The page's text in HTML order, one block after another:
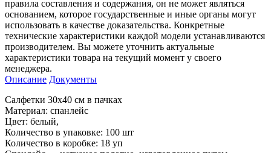
правила составления и содержания, он не может являться
основанием, которое государственные и иные органы могут
использовать в качестве доказательства. Конкретные
технические характеристики каждой модели устанавливаются
производителем. Вы можете уточнить актуальные
характеристики товара на текущий момент у своего
менеджера.
Описание Документы
Салфетки 30x40 см в пачках
Материал: спанлейс
Цвет: белый,
Количество в упаковке: 100 шт
Количество в коробке: 18 уп